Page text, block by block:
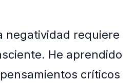
negatividad requiere
He aprendido
críticos